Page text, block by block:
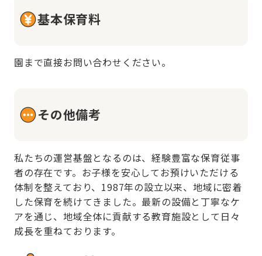
基本保育料
園まで直接お問い合わせください。
その他備考
私たちの運営基盤となるのは、経験豊富な保育従事
者の存在です。お子様を安心してお預けいただける
体制を整えており、1987年の設立以来、地域に密着
した保育を続けてきました。最新の設備と丁寧なケ
アを通じ、地域全体に貢献する教育施設として日々
成長を重ねております。